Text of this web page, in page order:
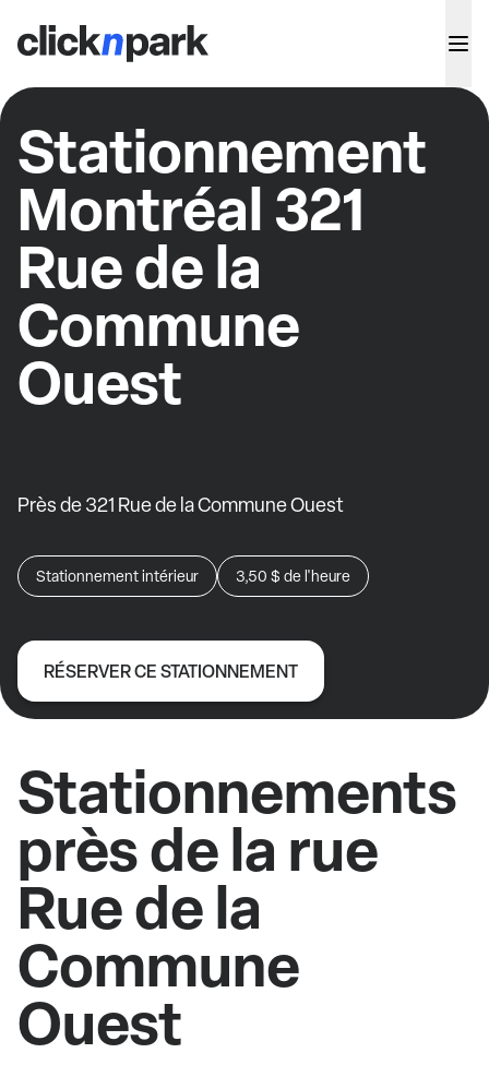
Stationnement
Montréal 321
Rue de la
Commune
Ouest
Près de 321 Rue de la Commune Ouest
Stationnement intérieur 3,50 $ de l'heure
RÉSERVER CE STATIONNEMENT
Stationnements
près de la rue
Rue de la
Commune
Ouest